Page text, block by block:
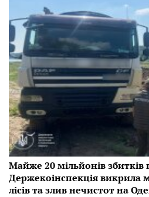
Майже 20 мільйонів
Держекоінспекція
лісів та злив нечистот на